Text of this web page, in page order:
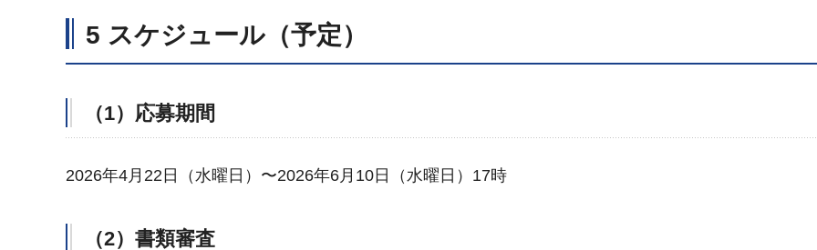
5 スケジュール（予定）
（1）応募期間
2026年4月22日（水曜日）〜2026年6月10日（水曜日）17時
（2）書類審査